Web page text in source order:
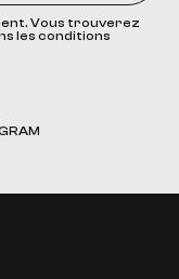
Vous trouverez
les conditions